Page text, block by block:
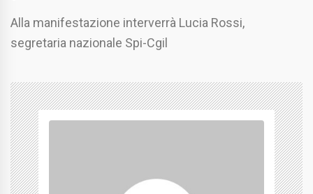
Alla manifestazione interverrà Lucia Rossi,
segretaria nazionale Spi-Cgil